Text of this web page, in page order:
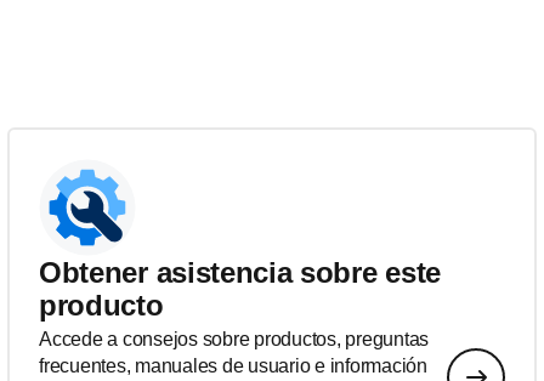
Obtener asistencia sobre este
producto
Accede a consejos sobre productos, preguntas
frecuentes, manuales de usuario e información